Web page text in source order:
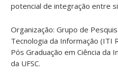
potencial de integração entre
Organização: Grupo de
Tecnologia da Informação (ITI
Pós Graduação em Ciência da
da UFSC.